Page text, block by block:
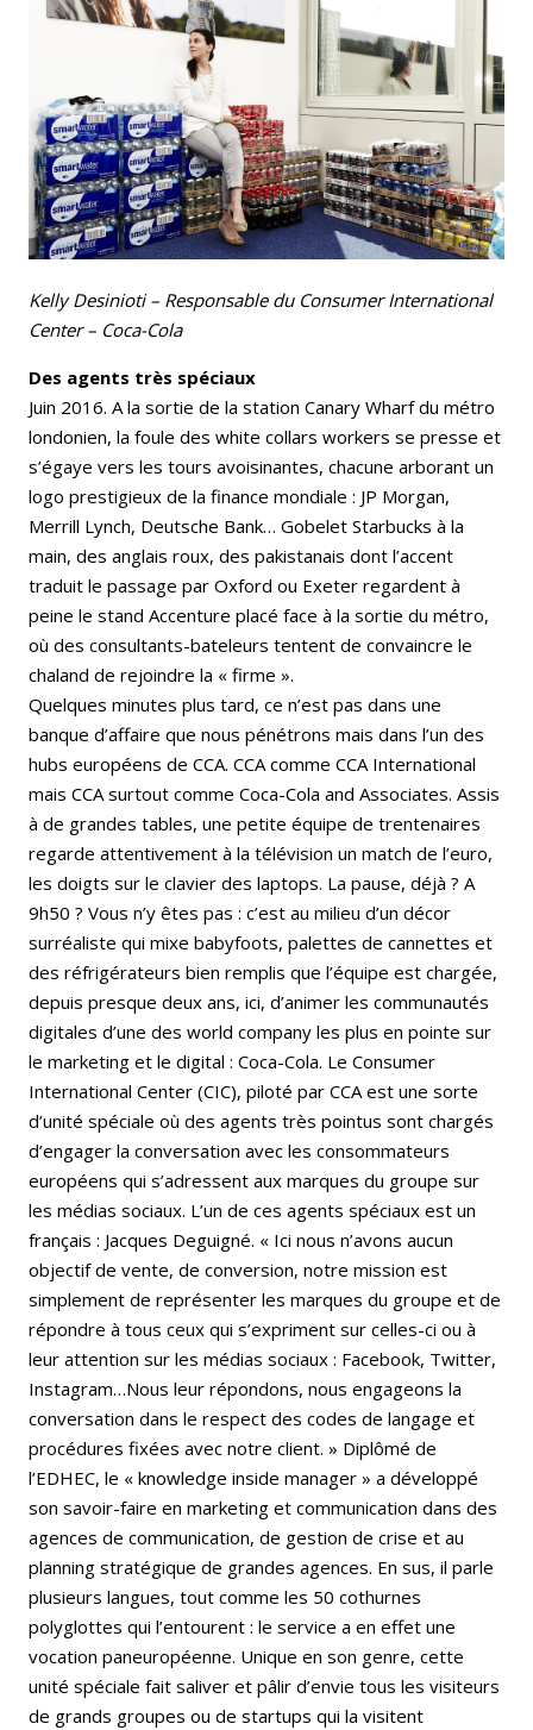
Kelly Desinioti – Responsable du Consumer International
Center – Coca-Cola
Des agents très spéciaux
Juin 2016. A la sortie de la station Canary Wharf du métro
londonien, la foule des white collars workers se presse et
s’égaye vers les tours avoisinantes, chacune arborant un
logo prestigieux de la finance mondiale : JP Morgan,
Merrill Lynch, Deutsche Bank… Gobelet Starbucks à la
main, des anglais roux, des pakistanais dont l’accent
traduit le passage par Oxford ou Exeter regardent à
peine le stand Accenture placé face à la sortie du métro,
où des consultants-bateleurs tentent de convaincre le
chaland de rejoindre la « firme ».
Quelques minutes plus tard, ce n’est pas dans une
banque d’affaire que nous pénétrons mais dans l’un des
hubs européens de CCA. CCA comme CCA International
mais CCA surtout comme Coca-Cola and Associates. Assis
à de grandes tables, une petite équipe de trentenaires
regarde attentivement à la télévision un match de l’euro,
les doigts sur le clavier des laptops. La pause, déjà ? A
9h50 ? Vous n’y êtes pas : c’est au milieu d’un décor
surréaliste qui mixe babyfoots, palettes de cannettes et
des réfrigérateurs bien remplis que l’équipe est chargée,
depuis presque deux ans, ici, d’animer les communautés
digitales d’une des world company les plus en pointe sur
le marketing et le digital : Coca-Cola. Le Consumer
International Center (CIC), piloté par CCA est une sorte
d’unité spéciale où des agents très pointus sont chargés
d’engager la conversation avec les consommateurs
européens qui s’adressent aux marques du groupe sur
les médias sociaux. L’un de ces agents spéciaux est un
français : Jacques Deguigné. « Ici nous n’avons aucun
objectif de vente, de conversion, notre mission est
simplement de représenter les marques du groupe et de
répondre à tous ceux qui s’expriment sur celles-ci ou à
leur attention sur les médias sociaux : Facebook, Twitter,
Instagram…Nous leur répondons, nous engageons la
conversation dans le respect des codes de langage et
procédures fixées avec notre client. » Diplômé de
l’EDHEC, le « knowledge inside manager » a développé
son savoir-faire en marketing et communication dans des
agences de communication, de gestion de crise et au
planning stratégique de grandes agences. En sus, il parle
plusieurs langues, tout comme les 50 cothurnes
polyglottes qui l’entourent : le service a en effet une
vocation paneuropéenne. Unique en son genre, cette
unité spéciale fait saliver et pâlir d’envie tous les visiteurs
de grands groupes ou de startups qui la visitent